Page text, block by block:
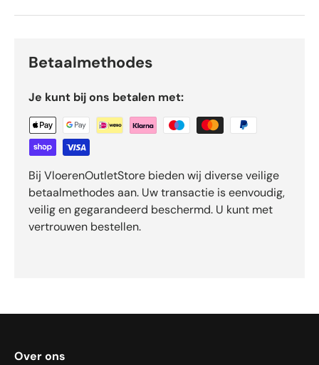
Betaalmethodes
Je kunt bij ons betalen met:
Bij VloerenOutletStore bieden wij diverse veilige
betaalmethodes aan. Uw transactie is eenvoudig,
veilig en gegarandeerd beschermd. U kunt met
vertrouwen bestellen.
Over ons